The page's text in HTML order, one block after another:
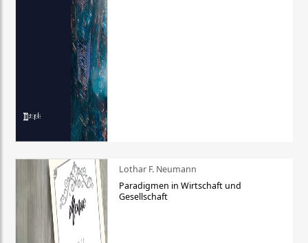
Lothar F. Neumann
Paradigmen in Wirtschaft und
Gesellschaft